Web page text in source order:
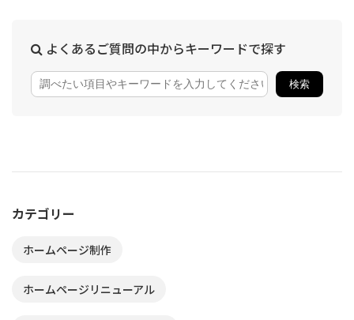
よくあるご質問の中からキーワードで探す
カテゴリー
ホームページ制作
ホームページリニューアル